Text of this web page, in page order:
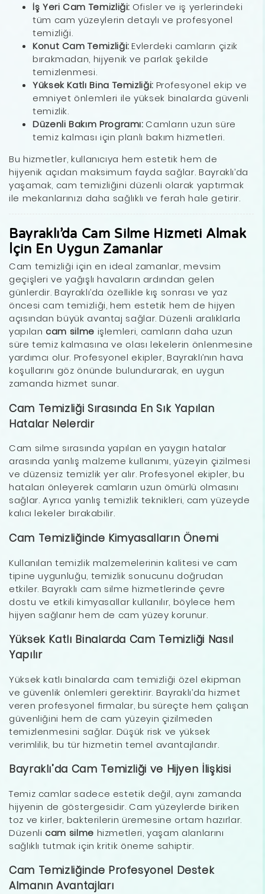
İş Yeri Cam Temizliği: Ofisler ve iş yerlerindeki
tüm cam yüzeylerin detaylı ve profesyonel
temizliği.
Konut Cam Temizliği:Evlerdeki camların çizik
bırakmadan, hijyenik ve parlak şekilde
temizlenmesi.
Yüksek Katlı Bina Temizliği:Profesyonel ekip ve
emniyet önlemleri ile yüksek binalarda güvenli
temizlik.
Düzenli Bakım Programı:Camların uzun süre
temiz kalması için planlı bakım hizmetleri.
Bu hizmetler, kullanıcıya hem estetik hem de
hijyenik açıdan maksimum fayda sağlar. Bayraklı’da
yaşamak, cam temizliğini düzenli olarak yaptırmak
ile mekanlarınızı daha sağlıklı ve ferah hale getirir.
Bayraklı’da Cam Silme Hizmeti Almak
İçin En Uygun Zamanlar
Cam temizliği için en ideal zamanlar, mevsim
geçişleri ve yağışlı havaların ardından gelen
günlerdir. Bayraklı’da özellikle kış sonrası ve yaz
öncesi cam temizliği, hem estetik hem de hijyen
açısından büyük avantaj sağlar. Düzenli aralıklarla
yapılan cam silme işlemleri, camların daha uzun
süre temiz kalmasına ve olası lekelerin önlenmesine
yardımcı olur. Profesyonel ekipler, Bayraklı’nın hava
koşullarını göz önünde bulundurarak, en uygun
zamanda hizmet sunar.
Cam Temizliği Sırasında En Sık Yapılan
Hatalar Nelerdir
Cam silme sırasında yapılan en yaygın hatalar
arasında yanlış malzeme kullanımı, yüzeyin çizilmesi
ve düzensiz temizlik yer alır. Profesyonel ekipler, bu
hataları önleyerek camların uzun ömürlü olmasını
sağlar. Ayrıca yanlış temizlik teknikleri, cam yüzeyde
kalıcı lekeler bırakabilir.
Cam Temizliğinde Kimyasalların Önemi
Kullanılan temizlik malzemelerinin kalitesi ve cam
tipine uygunluğu, temizlik sonucunu doğrudan
etkiler. Bayraklı cam silme hizmetlerinde çevre
dostu ve etkili kimyasallar kullanılır, böylece hem
hijyen sağlanır hem de cam yüzey korunur.
Yüksek Katlı Binalarda Cam Temizliği Nasıl
Yapılır
Yüksek katlı binalarda cam temizliği özel ekipman
ve güvenlik önlemleri gerektirir. Bayraklı’da hizmet
veren profesyonel firmalar, bu süreçte hem çalışan
güvenliğini hem de cam yüzeyin çizilmeden
temizlenmesini sağlar. Düşük risk ve yüksek
verimlilik, bu tür hizmetin temel avantajlarıdır.
Bayraklı’da Cam Temizliği ve Hijyen İlişkisi
Temiz camlar sadece estetik değil, aynı zamanda
hijyenin de göstergesidir. Cam yüzeylerde biriken
toz ve kirler, bakterilerin üremesine ortam hazırlar.
Düzenli cam silme hizmetleri, yaşam alanlarını
sağlıklı tutmak için kritik öneme sahiptir.
Cam Temizliğinde Profesyonel Destek
Almanın Avantajları